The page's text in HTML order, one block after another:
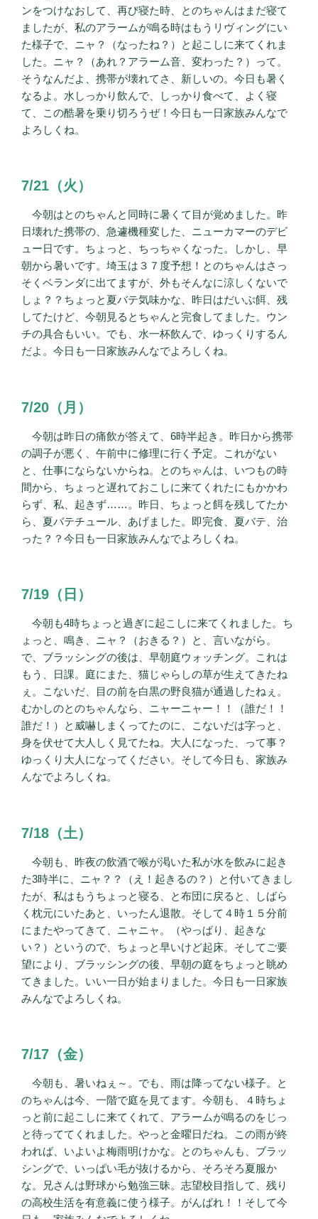
ンをつけなおして、再び寝た時、とのちゃんはまだ寝て
ましたが、私のアラームが鳴る時はもうリヴィングにい
た様子で、ニャ？（なったね？）と起こしに来てくれま
した。ニャ？（あれ？アラーム音、変わった？）って。
そうなんだよ、携帯が壊れてさ、新しいの。今日も暑く
なるよ。水しっかり飲んで、しっかり食べて、よく寝
て、この酷暑を乗り切ろうぜ！今日も一日家族みんなで
よろしくね。
7/21（火）
今朝はとのちゃんと同時に暑くて目が覚めました。昨
日壊れた携帯の、急遽機種変した、ニューカマーのデビ
ュー日です。ちょっと、ちっちゃくなった。しかし、早
朝から暑いです。埼玉は３７度予想！とのちゃんはさっ
そくベランダに出てますが、外もそんなに涼しくないで
しょ？？ちょっと夏バテ気味かな、昨日はだいぶ餌、残
してたけど、今朝見るとちゃんと完食してました。ウン
チの具合もいい。でも、水一杯飲んで、ゆっくりするん
だよ。今日も一日家族みんなでよろしくね。
7/20（月）
今朝は昨日の痛飲が答えて、6時半起き。昨日から携帯
の調子が悪く、午前中に修理に行く予定。これがない
と、仕事にならないからね。とのちゃんは、いつもの時
間から、ちょっと遅れておこしに来てくれたにもかかわ
らず、私、起きず……。昨日、ちょっと餌を残してたか
ら、夏バテチュール、あげました。即完食、夏バテ、治
った？？今日も一日家族みんなでよろしくね。
7/19（日）
今朝も4時ちょっと過ぎに起こしに来てくれました。ち
ょっと、鳴き、ニャ？（おきる？）と、言いながら。
で、ブラッシングの後は、早朝庭ウォッチング。これは
もう、日課。庭にまた、猫じゃらしの草が生えてきたね
ぇ。こないだ、目の前を白黒の野良猫が通過したねぇ。
むかしのとのちゃんなら、ニャーニャー！！（誰だ！！
誰だ！）と威嚇しまくってたのに、こないだは字っと、
身を伏せて大人しく見てたね。大人になった、って事？
ゆっくり大人になってください。そして今日も、家族み
んなでよろしくね。
7/18（土）
今朝も、昨夜の飲酒で喉が渇いた私が水を飲みに起き
た3時半に、ニャ？？（え！起きるの？）と付いてきまし
たが、私はもうちょっと寝る、と布団に戻ると、しばら
く枕元にいたあと、いったん退散。そして４時１５分前
にまたやってきて、ニャニャ。（やっぱり、起きな
い？）というので、ちょっと早いけど起床。そしてご要
望により、ブラッシングの後、早朝の庭をちょっと眺め
てきました。いい一日が始まりました。今日も一日家族
みんなでよろしくね。
7/17（金）
今朝も、暑いねぇ～。でも、雨は降ってない様子。と
のちゃんは今、一階で庭を見てます。今朝も、４時ちょ
っと前に起こしに来てくれて、アラームが鳴るのをじっ
と待っててくれました。やっと金曜日だね。この雨が終
われば、いよいよ梅雨明けかな。とのちゃんも、ブラッ
シングで、いっぱい毛が抜けるから、そろそろ夏服か
な。兄さんは野球から勉強三昧。志望校目指して、残り
の高校生活を有意義に使う様子。がんばれ！！そして今